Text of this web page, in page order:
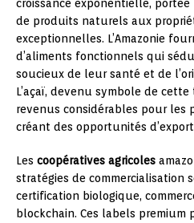
croissance exponentielle,
de produits naturels aux
exceptionnelles. L’Amazonie
d’aliments fonctionnels qui
soucieux de leur santé et de
L’açaï, devenu symbole de
revenus considérables pour
créant des opportunités
Les coopératives agricoles
stratégies de commercialisation
certification biologique,
blockchain. Ces labels